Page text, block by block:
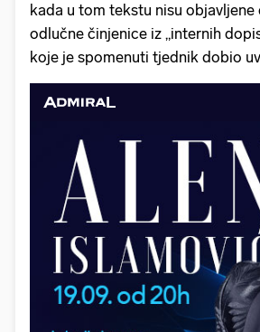
kada u tom tekstu nisu objavljene
odlučne činjenice iz „internih
koje je spomenuti tjednik dobio